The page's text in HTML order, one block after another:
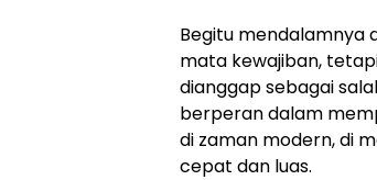
Begitu mendalamnya
mata kewajiban,
dianggap sebagai
berperan dalam
di zaman modern, di
cepat dan luas.